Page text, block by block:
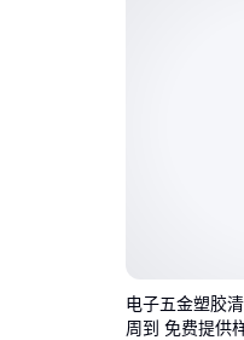
电子五金塑胶
周到 免费提供